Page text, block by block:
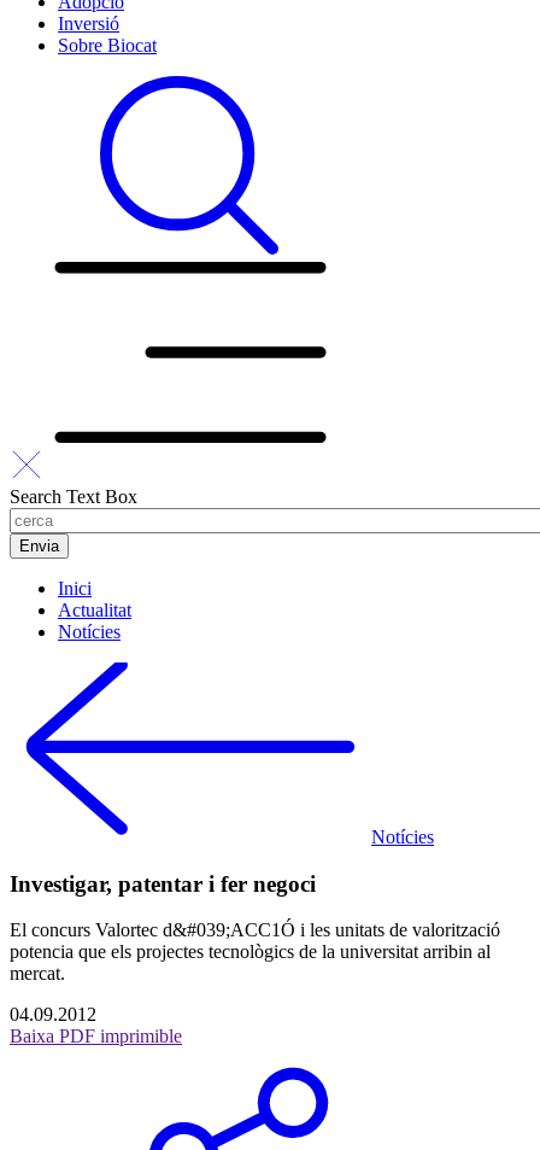
Inversió
Sobre Biocat
Search Text Box
Inici
Actualitat
Notícies
Notícies
Investigar, patentar i fer negoci
El concurs Valortec d&#039;ACC1Ó i les unitats de valorització
potencia que els projectes tecnològics de la universitat arribin al
mercat.
04.09.2012
Baixa PDF imprimible